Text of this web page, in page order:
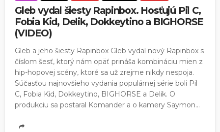
Gleb vydal šiesty Rapinbox. Hosťujú Pil C,
Fobia Kid, Delik, Dokkeytino a BIGHORSE
(VIDEO)
Gleb a jeho šiesty Rapinbox Gleb vydal nový Rapinbox s
číslom šesť, ktorý nám opäť prináša kombináciu mien z
hip-hopovej scény, ktoré sa už zrejme nikdy nespoja.
Súčasťou najnovšieho vydania populárnej série boli Pil
C, Fobia Kid, Dokkeytino, BIGHORSE a Delik. O
produkciu sa postaral Komander a o kamery Saymon...